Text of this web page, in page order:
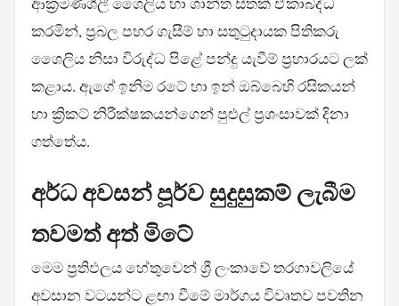
කරමින්, ප්‍රබල පහර ගැසීම් හා සතුටුදායක පිතිකරු
ශෛලිය නිසා විරුද්ධ පිළේ පන්දු යැවීම් ප්‍රහාරයට ලක්
කළාය. ඇගේ ඉනිම රටේ හා ඉන් ඔබ්බෙහි රසිකයන්
හා ක්‍රිකට් නිරීක්ෂකයන්ගෙන් පුළුල් ප්‍රශංසාවක් දිනා
ගත්තේය.
අර්ධ අවසන් පූර්ව සුදුසුකම් ලැබීම
තවමත් අත් මිටේ
මෙම ප්‍රතිඵලය හේතුවෙන් ශ්‍රී ලංකාවේ තරගාවලියේ
අවසාන වටයන්ට ළඟා වීමේ මාර්ගය විවෘතව පවතින